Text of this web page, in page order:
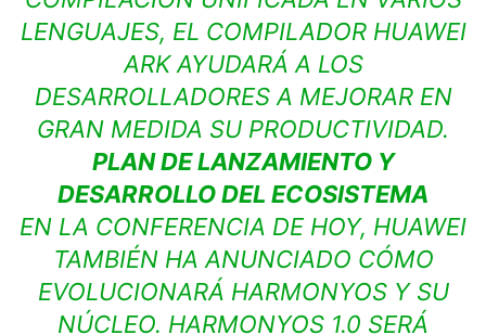
LENGUAJES, EL COMPILADOR HUAWEI
ARK AYUDARÁ A LOS
DESARROLLADORES A MEJORAR EN
GRAN MEDIDA SU PRODUCTIVIDAD.
PLAN DE LANZAMIENTO Y
DESARROLLO DEL ECOSISTEMA
EN LA CONFERENCIA DE HOY, HUAWEI
TAMBIÉN HA ANUNCIADO CÓMO
EVOLUCIONARÁ HARMONYOS Y SU
NÚCLEO. HARMONYOS 1.0 SERÁ